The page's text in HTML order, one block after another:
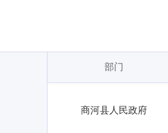
部门
商河县人民政府